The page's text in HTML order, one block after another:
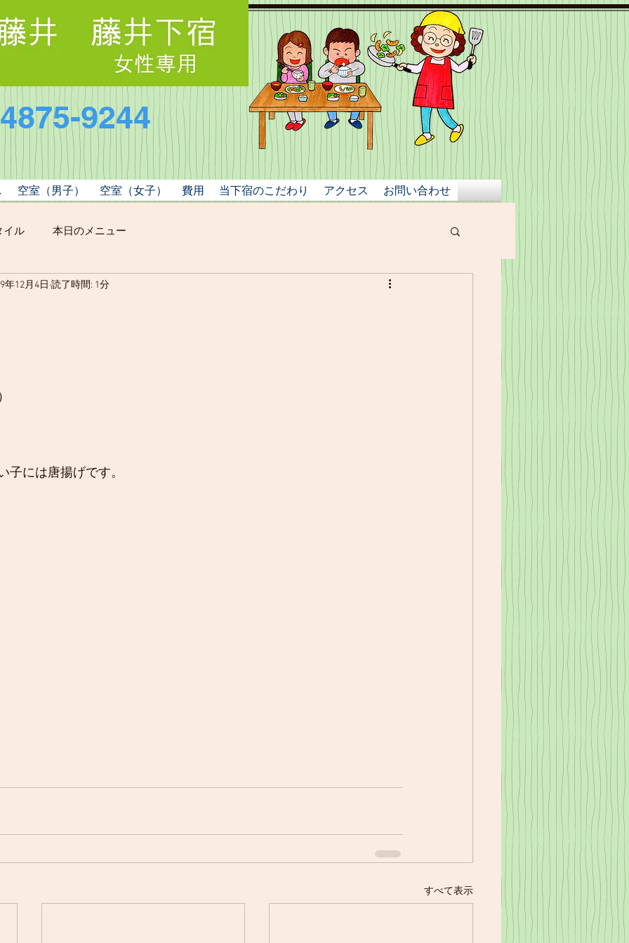
9244
空室（男子） 空室（女子） 費用 当下宿のこだわり アクセス お問い合わせ
イル 本日のメニュー
年12月4日 読了時間: 1分
には唐揚げです。
すべて表示